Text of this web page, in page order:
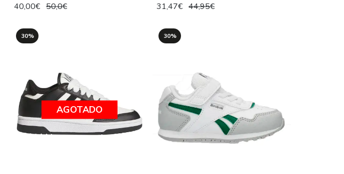
40,00€ 50,0€ 31,47€ 44,95€
30%
AGOTADO
30%